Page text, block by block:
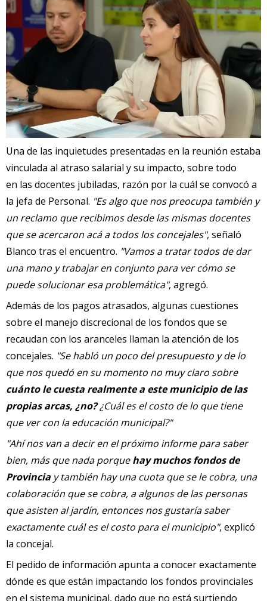
Una de las inquietudes presentadas en la reunión estaba
vinculada al atraso salarial y su impacto, sobre todo
en las docentes jubiladas, razón por la cuál se convocó a
la jefa de Personal. "Es algo que nos preocupa también y
un reclamo que recibimos desde las mismas docentes
que se acercaron acá a todos los concejales", señaló
Blanco tras el encuentro. "Vamos a tratar todos de dar
una mano y trabajar en conjunto para ver cómo se
puede solucionar esa problemática", agregó.
Además de los pagos atrasados, algunas cuestiones
sobre el manejo discrecional de los fondos que se
recaudan con los aranceles llaman la atención de los
concejales. "Se habló un poco del presupuesto y de lo
que nos quedó en su momento no muy claro sobre
cuánto le cuesta realmente a este municipio de las
propias arcas, ¿no?¿Cuál es el costo de lo que tiene
que ver con la educación municipal?"
"Ahí nos van a decir en el próximo informe para saber
bien, más que nada porquehay muchos fondos de
Provincia y también hay una cuota que se le cobra, una
colaboración que se cobra, a algunos de las personas
que asisten al jardín, entonces nos gustaría saber
exactamente cuál es el costo para el municipio", explicó
la concejal.
El pedido de información apunta a conocer exactamente
dónde es que están impactando los fondos provinciales
en el sistema municipal, dado que no está surtiendo